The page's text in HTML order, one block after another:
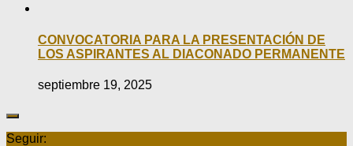
CONVOCATORIA PARA LA PRESENTACIÓN DE
LOS ASPIRANTES AL DIACONADO PERMANENTE
septiembre 19, 2025
Seguir: